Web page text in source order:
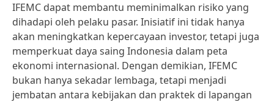
IFEMC dapat membantu meminimalkan risiko yang
dihadapi oleh pelaku pasar. Inisiatif ini tidak hanya
akan meningkatkan kepercayaan investor, tetapi juga
memperkuat daya saing Indonesia dalam peta
ekonomi internasional. Dengan demikian, IFEMC
bukan hanya sekadar lembaga, tetapi menjadi
jembatan antara kebijakan dan praktek di lapangan